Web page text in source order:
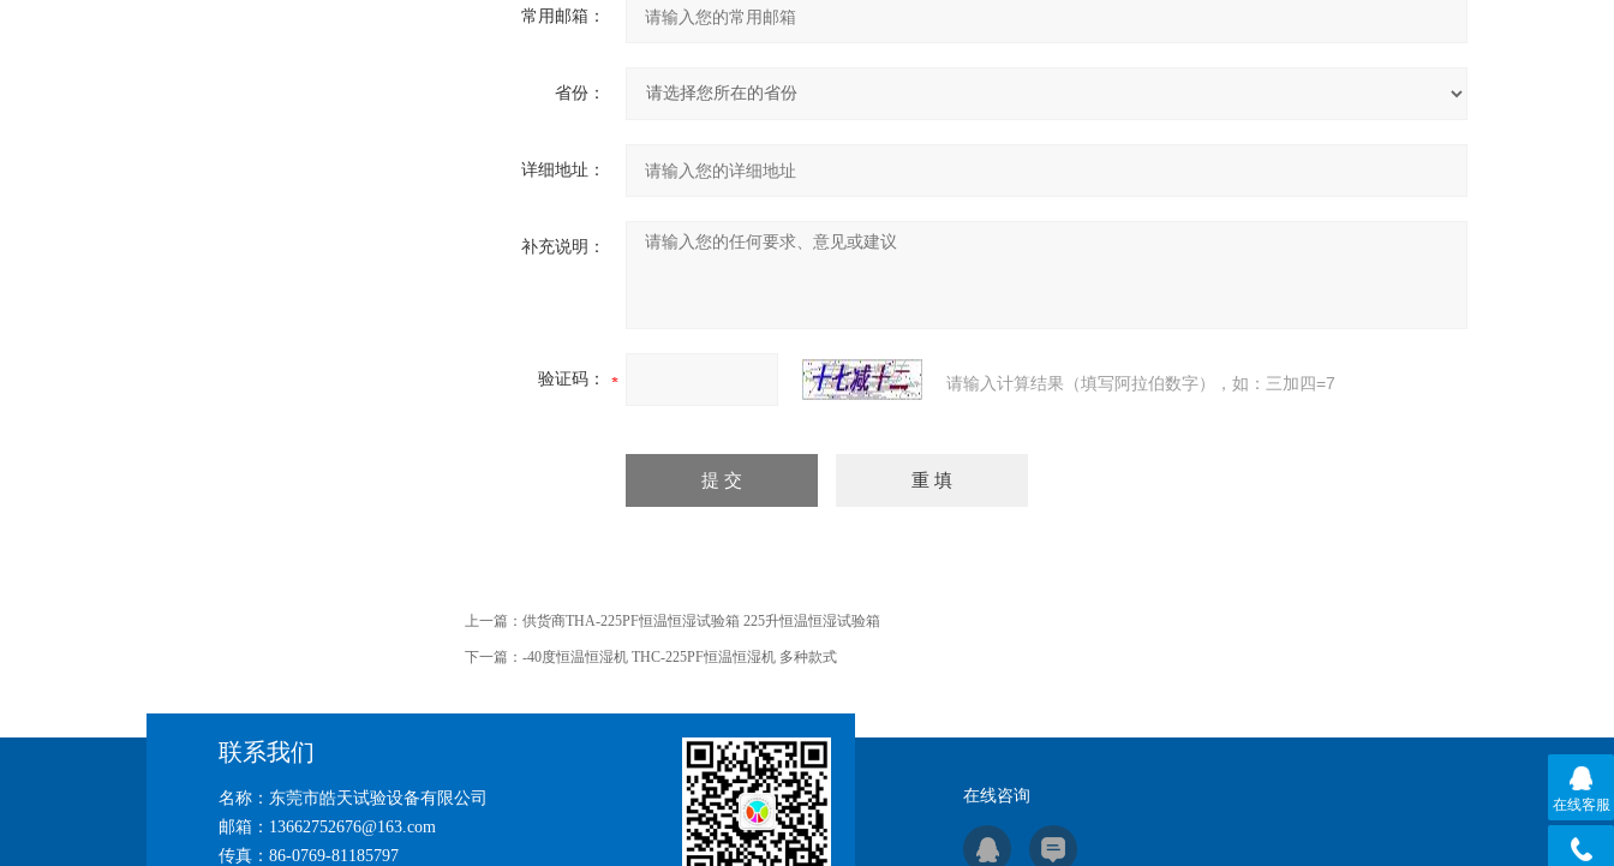
常用邮箱：
省份：
详细地址：
补充说明：
验证码： 请输入计算结果（填写阿拉伯数字），如：三加四=7
上一篇： 供货商THA-225PF恒温恒湿试验箱 225升恒温恒湿试验箱
下一篇： -40度恒温恒湿机 THC-225PF恒温恒湿机 多种款式
联系我们
名称：东莞市皓天试验设备有限公司
邮箱：13662752676@163.com
传真：86-0769-81185797
在线咨询 在线客服